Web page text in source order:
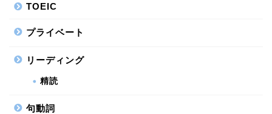
TOEIC
プライベート
リーディング
精読
句動詞